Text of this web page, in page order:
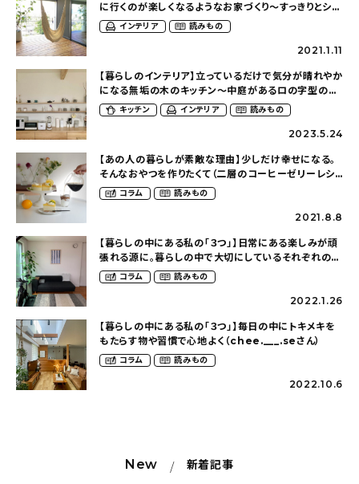
に行くのが楽しくなるようなお家づくり〜すっきりとシン
プルに暮らしたい（r__kuro.__さん）
インテリア 読みもの
2021.1.11
【暮らしのインテリア】立っているだけで気分が晴れやか
になる無垢の木のキッチン〜中庭があるロの字型の家
（y_home_1225さん）
キッチン インテリア 読みもの
2023.5.24
【あの人の暮らしが素敵な理由】少しだけ幸せになる。
そんなおやつを作りたくて（二層のコーヒーゼリーレシ
ピ付き）〜夏の冷たいお菓子（note_na_さん）
コラム 読みもの
2021.8.8
【暮らしの中にある私の「３つ」】日常にある楽しみが頑
張れる源に。暮らしの中で大切にしているそれぞれの幸
せ時間（ suzu_homeさん）
コラム 読みもの
2022.1.26
【暮らしの中にある私の「３つ」】毎日の中にトキメキを
もたらす物や習慣で心地よく（chee.___.seさん）
コラム 読みもの
2022.10.6
New 新着記事